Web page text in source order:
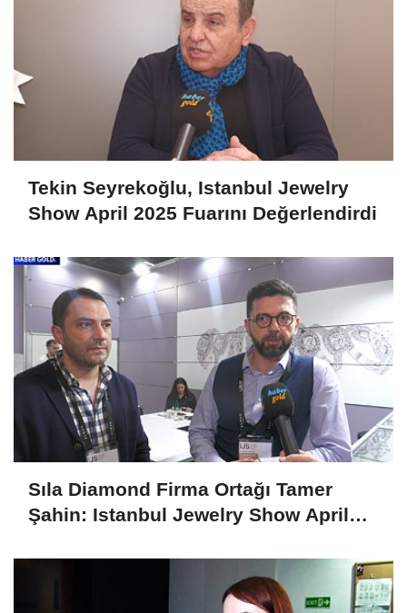
Tekin Seyrekoğlu, Istanbul Jewelry
Show April 2025 Fuarını Değerlendirdi
Sıla Diamond Firma Ortağı Tamer
Şahin: Istanbul Jewelry Show April